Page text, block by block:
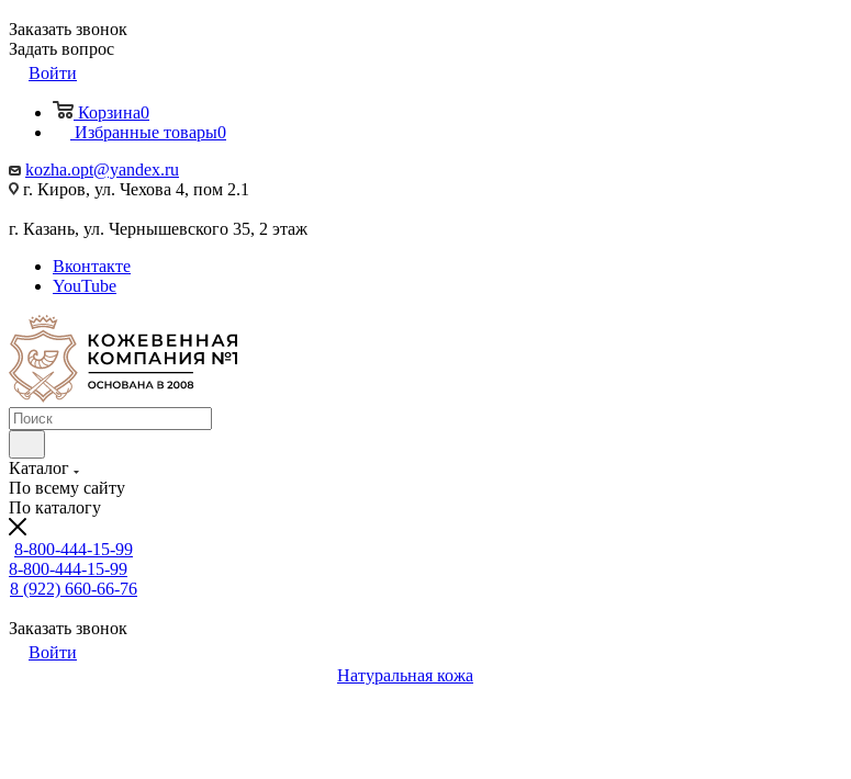
Заказать звонок
Задать вопрос
Войти
Корзина0
Избранные товары0
kozha.opt@yandex.ru
г. Киров, ул. Чехова 4, пом 2.1
г. Казань, ул. Чернышевского 35, 2 этаж
Вконтакте
YouTube
Каталог
По всему сайту
По каталогу
8-800-444-15-99
8-800-444-15-99
8 (922) 660-66-76
Заказать звонок
Войти
Натуральная кожа